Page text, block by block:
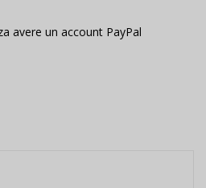
avere un account PayPal